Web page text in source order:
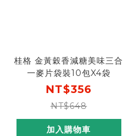
桂格 金黃穀香減糖美味三合
一麥片袋裝10包X4袋
NT$356
NT$648
加入購物車